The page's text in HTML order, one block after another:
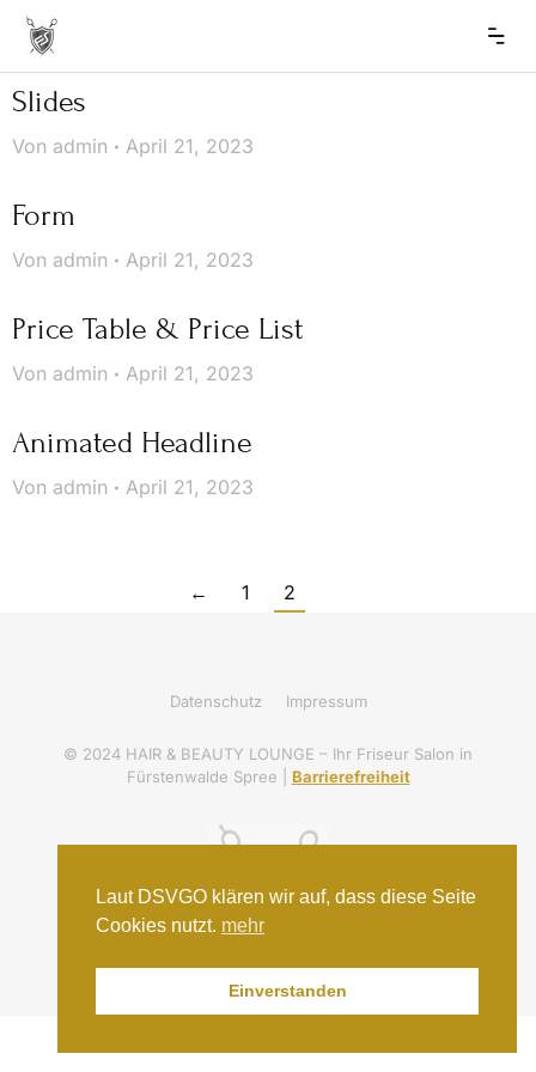
Slides
Von admin April 21, 2023
Form
Von admin April 21, 2023
Price Table & Price List
Von admin April 21, 2023
Animated Headline
Von admin April 21, 2023
← 1 2
Datenschutz Impressum
© 2024 HAIR & BEAUTY LOUNGE – Ihr Friseur Salon in
Fürstenwalde Spree | Barrierefreiheit
Laut DSVGO klären wir auf, dass diese Seite
Cookies nutzt. mehr
Einverstanden